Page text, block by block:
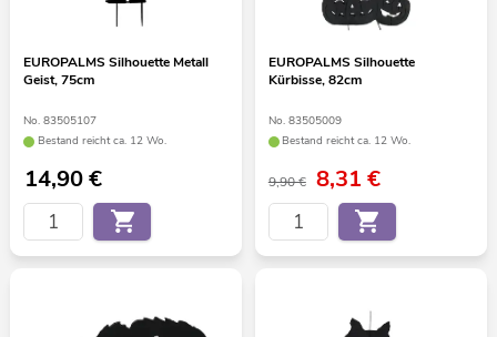
EUROPALMS Silhouette Metall
Geist, 75cm
No. 83505107
Bestand reicht ca. 12 Wo.
14,90€
EUROPALMS Silhouette
Kürbisse, 82cm
No. 83505009
Bestand reicht ca. 12 Wo.
9,90 € 8,31€